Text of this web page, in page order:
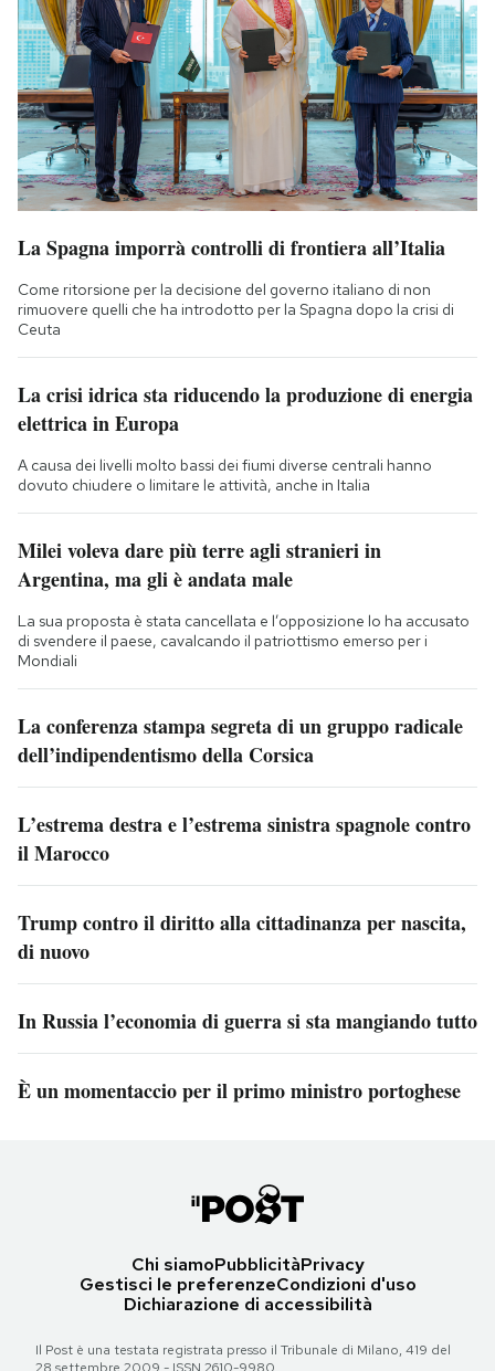
La Spagna imporrà controlli di frontiera all’Italia
Come ritorsione per la decisione del governo italiano di non
rimuovere quelli che ha introdotto per la Spagna dopo la crisi di
Ceuta
La crisi idrica sta riducendo la produzione di energia
elettrica in Europa
A causa dei livelli molto bassi dei fiumi diverse centrali hanno
dovuto chiudere o limitare le attività, anche in Italia
Milei voleva dare più terre agli stranieri in
Argentina, ma gli è andata male
La sua proposta è stata cancellata e l’opposizione lo ha accusato
di svendere il paese, cavalcando il patriottismo emerso per i
Mondiali
La conferenza stampa segreta di un gruppo radicale
dell’indipendentismo della Corsica
L’estrema destra e l’estrema sinistra spagnole contro
il Marocco
Trump contro il diritto alla cittadinanza per nascita,
di nuovo
In Russia l’economia di guerra si sta mangiando tutto
È un momentaccio per il primo ministro portoghese
Chi siamoPubblicitàPrivacy
Gestisci le preferenzeCondizioni d'uso
Dichiarazione di accessibilità
Il Post è una testata registrata presso il Tribunale di Milano, 419 del
28 settembre 2009 - ISSN 2610-9980